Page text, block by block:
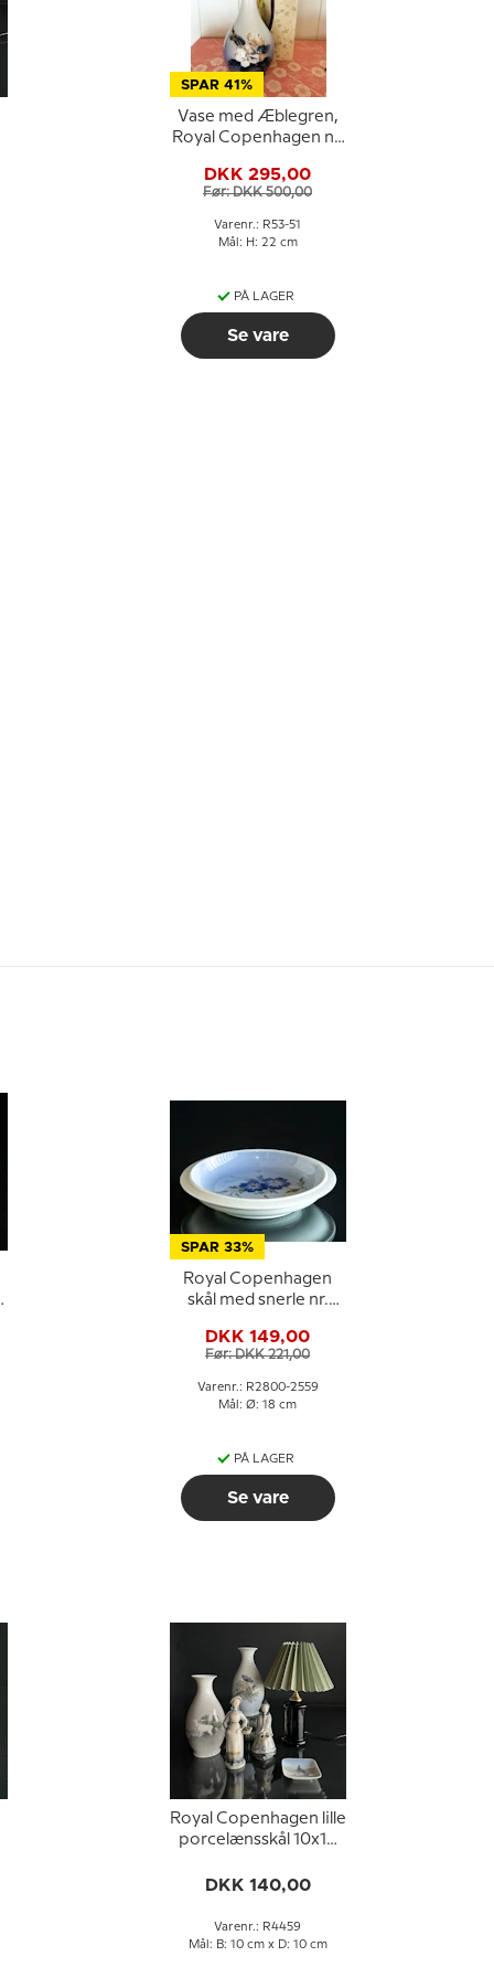
SPAR 41%
Vase med Æblegren,
Royal Copenhagen nr.
DKK 295,00
Før: DKK 500,00
Varenr.: R53-51
Mål: H: 22 cm
PÅ LAGER
Se vare
SPAR 33%
Royal Copenhagen
skål med snerle nr.
DKK 149,00
Før: DKK 221,00
Varenr.: R2800-2559
Mål: Ø: 18 cm
PÅ LAGER
Se vare
Royal Copenhagen lille
porcelænsskål 10x10
DKK 140,00
Varenr.: R4459
Mål: B: 10 cm x D: 10 cm